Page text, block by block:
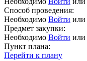
Способ проведения:
Необходимо Войти или
Предмет закупки:
Необходимо Войти или
Пункт плана:
Перейти к плану